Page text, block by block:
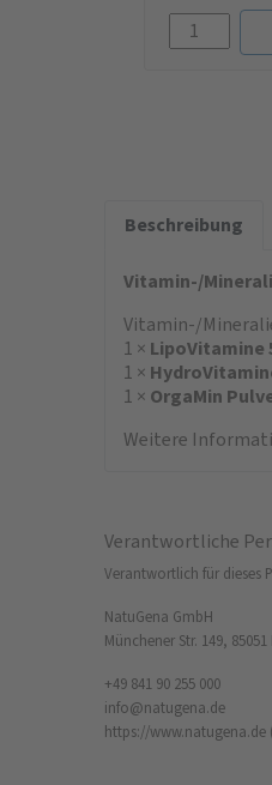
Beschreibung
Vitamin-/
Vitamin-/
1 × LipoVitamine
1 ×
1 × OrgaMin
Weitere
Verantwortliche
Verantwortlich für dieses
NatuGena GmbH
Münchener Str. 149,
+49 841 90 255 000
info@natugena.de
https://www.natugena.de